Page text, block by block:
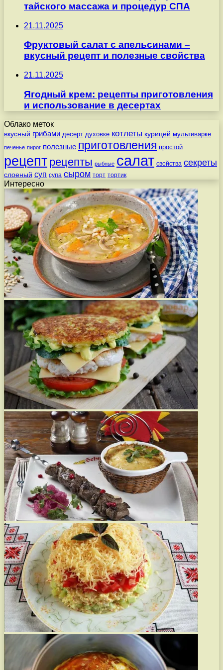
тайского массажа и процедур СПА
21.11.2025
Фруктовый салат с апельсинами –
вкусный рецепт и полезные свойства
21.11.2025
Ягодный крем: рецепты приготовления
и использование в десертах
Облако меток
вкусный грибами десерт духовке котлеты курицей мультиварке
печенье пирог полезные приготовления простой
рецепт рецепты рыбные салат свойства секреты
слоеный суп супа сыром торт тортик
Интересно